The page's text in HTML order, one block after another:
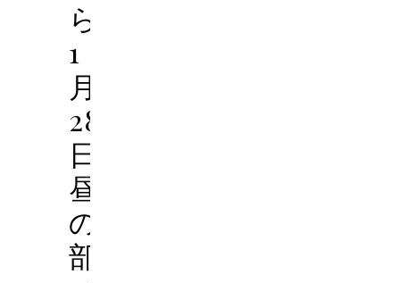
ら’45
1
月
28
日
昼
の
部